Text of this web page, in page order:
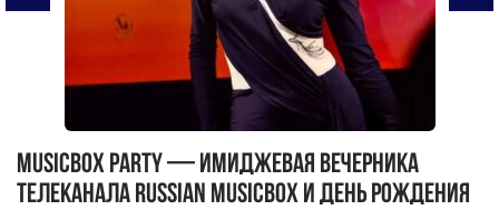
MUSICBOX PARTY — имиджевая вечерника
телеканала RUSSIAN MUSICBOX и день рождения